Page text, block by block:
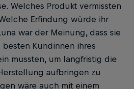
Welches Produkt vermissten
Erfindung würde ihr
war der Meinung, dass sie
Kundinnen ihres
mussten, um langfristig die
aufbringen zu
wäre auch mit einem